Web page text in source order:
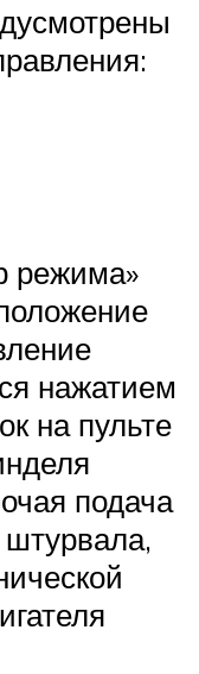
режима»
нажатием
на пульте
подача
штурвала,